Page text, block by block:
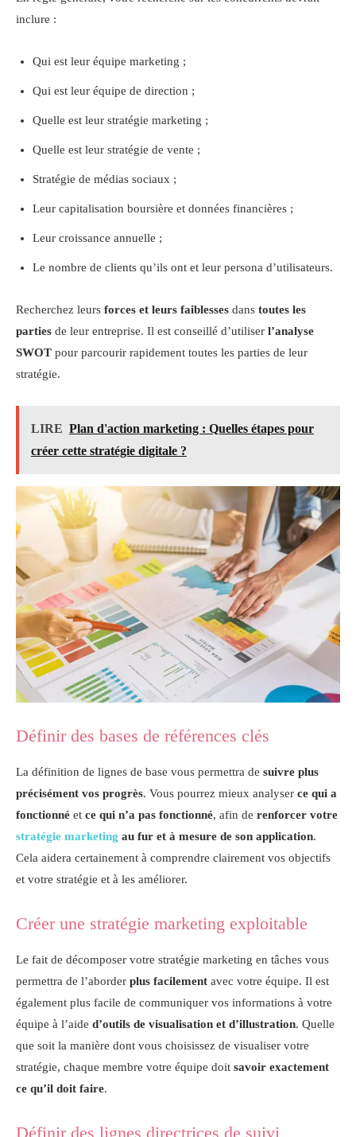
inclure :
Qui est leur équipe marketing ;
Qui est leur équipe de direction ;
Quelle est leur stratégie marketing ;
Quelle est leur stratégie de vente ;
Stratégie de médias sociaux ;
Leur capitalisation boursière et données financières ;
Leur croissance annuelle ;
Le nombre de clients qu’ils ont et leur persona d’utilisateurs.
Recherchez leurs forces et leurs faiblesses dans toutes les
parties de leur entreprise. Il est conseillé d’utiliser l’analyse
SWOT pour parcourir rapidement toutes les parties de leur
stratégie.
LIRE Plan d'action marketing : Quelles étapes pour
créer cette stratégie digitale ?
Définir des bases de références clés
La définition de lignes de base vous permettra de suivre plus
précisément vos progrès. Vous pourrez mieux analyser ce qui a
fonctionné et ce qui n’a pas fonctionné, afin de renforcer votre
stratégie marketing au fur et à mesure de son application.
Cela aidera certainement à comprendre clairement vos objectifs
et votre stratégie et à les améliorer.
Créer une stratégie marketing exploitable
Le fait de décomposer votre stratégie marketing en tâches vous
permettra de l’aborder plus facilement avec votre équipe. Il est
également plus facile de communiquer vos informations à votre
équipe à l’aide d’outils de visualisation et d’illustration. Quelle
que soit la manière dont vous choisissez de visualiser votre
stratégie, chaque membre votre équipe doit savoir exactement
ce qu’il doit faire.
Définir des lignes directrices de suivi